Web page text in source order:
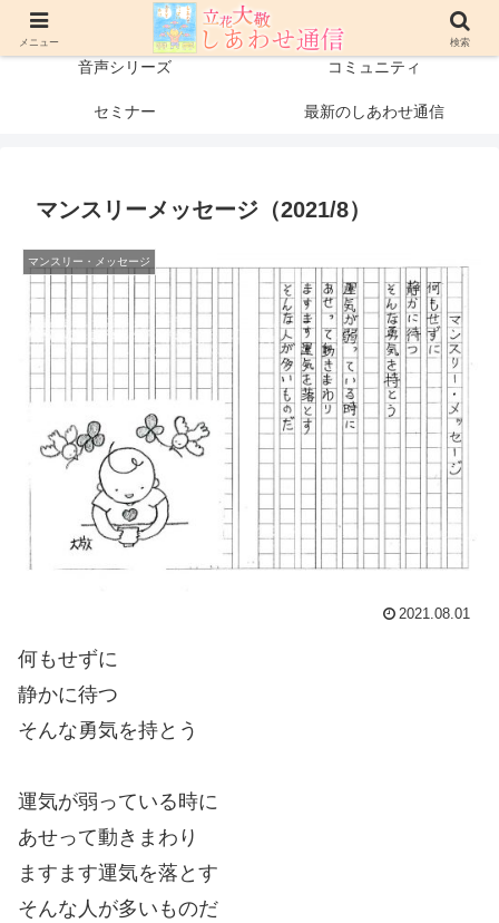
プロフィール
音声シリーズ コミュニティ
セミナー 最新のしあわせ通信
マンスリーメッセージ（2021/8）
マンスリー・メッセージ
2021.08.01
何もせずに
静かに待つ
そんな勇気を持とう
運気が弱っている時に
あせって動きまわり
ますます運気を落とす
そんな人が多いものだ
メニュー 検索